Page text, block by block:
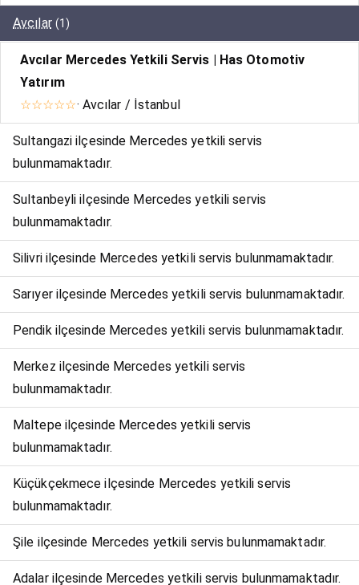
Avcılar (1)
Avcılar Mercedes Yetkili Servis | Has Otomotiv
Yatırım
☆☆☆☆☆· Avcılar / İstanbul
Sultangazi ilçesinde Mercedes yetkili servis
bulunmamaktadır.
Sultanbeyli ilçesinde Mercedes yetkili servis
bulunmamaktadır.
Silivri ilçesinde Mercedes yetkili servis bulunmamaktadır.
Sarıyer ilçesinde Mercedes yetkili servis bulunmamaktadır.
Pendik ilçesinde Mercedes yetkili servis bulunmamaktadır.
Merkez ilçesinde Mercedes yetkili servis
bulunmamaktadır.
Maltepe ilçesinde Mercedes yetkili servis
bulunmamaktadır.
Küçükçekmece ilçesinde Mercedes yetkili servis
bulunmamaktadır.
Şile ilçesinde Mercedes yetkili servis bulunmamaktadır.
Adalar ilçesinde Mercedes yetkili servis bulunmamaktadır.